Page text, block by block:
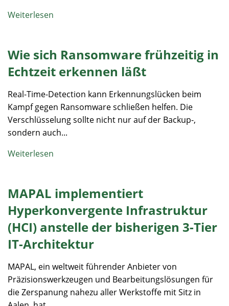
Weiterlesen
Wie sich Ransomware frühzeitig in
Echtzeit erkennen läßt
Real-Time-Detection kann Erkennungslücken beim
Kampf gegen Ransomware schließen helfen. Die
Verschlüsselung sollte nicht nur auf der Backup-,
sondern auch...
Weiterlesen
MAPAL implementiert
Hyperkonvergente Infrastruktur
(HCI) anstelle der bisherigen 3-Tier
IT-Architektur
MAPAL, ein weltweit führender Anbieter von
Präzisionswerkzeugen und Bearbeitungslösungen für
die Zerspanung nahezu aller Werkstoffe mit Sitz in